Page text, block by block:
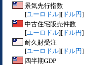
景気先行指数
[ユーロドル][ ドル円]
中古住宅販売件数
[ユーロドル][ ドル円]
耐久財受注
[ユーロドル][ ドル円]
四半期GDP